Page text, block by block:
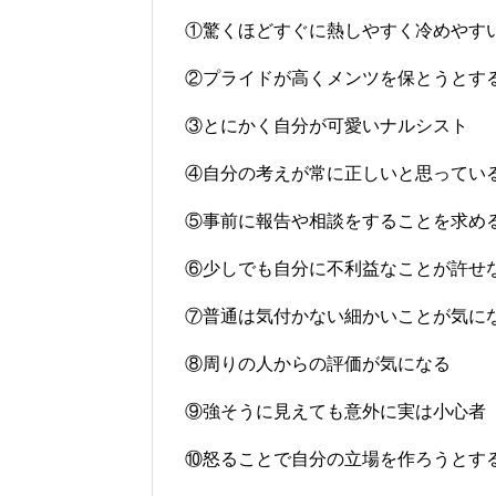
①驚くほどすぐに熱しやすく冷めやす
②プライドが高くメンツを保とうとす
③とにかく自分が可愛いナルシスト
④自分の考えが常に正しいと思ってい
⑤事前に報告や相談をすることを求め
⑥少しでも自分に不利益なことが許せ
⑦普通は気付かない細かいことが気に
⑧周りの人からの評価が気になる
⑨強そうに見えても意外に実は小心者
⑩怒ることで自分の立場を作ろうとす